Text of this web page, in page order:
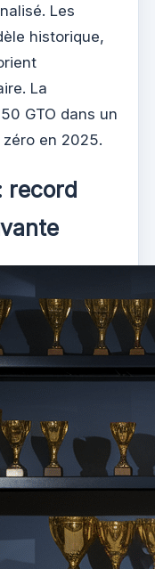
Les
historique,
La
GTO dans un
en 2025.
record